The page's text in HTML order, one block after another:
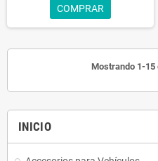
INICIO
COMPRAR
Mostrando 1-